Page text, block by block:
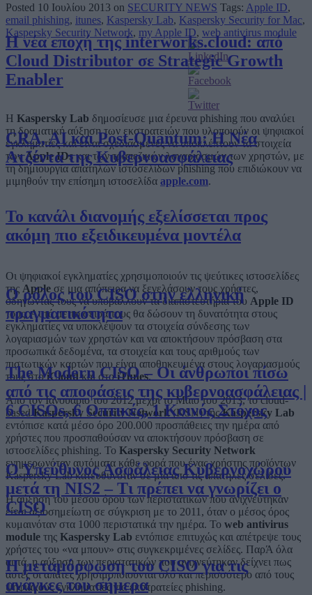
Η νέα εποχή της interworks.cloud: από
Cloud Distributor σε Strategic Growth
Enabler
CRA, AI και Post-Quantum: Η Νέα
Ατζέντα της Κυβερνοασφάλειας
Το κανάλι διανομής εξελίσσεται προς
ακόμη πιο εξειδικευμένα μοντέλα
Ο ρόλος του CISO στην ελληνική
πραγματικότητα
The Modern CISO – Οι άνθρωποι πίσω
από τις αποφάσεις της κυβερνοασφάλειας |
6 CISOs, 6 Οπτικές, 1 Κοινός Στόχος
Ο Υπεύθυνος Ασφάλειας Κυβερνοχώρου
μετά τη NIS2 – Τι πρέπει να γνωρίζει ο
CISO
Η μεταμόρφωση του CISO για τις
ανάγκες του σήμερα
Posted 10 Ιουλίου 2013 on SECURITY NEWS Tags: Apple ID,
email phishing, itunes, Kaspersky Lab, Kaspersky Security for Mac,
Kaspersky Security Network, my Apple ID, web antivirus module
Η Kaspersky Lab δημοσίευσε μια έρευνα phishing που αναλύει
τη δραματική αύξηση των εκστρατειών που υλοποιούν οι ψηφιακοί
εγκληματίες και είναι σχεδιασμένες να υποκλέπτουν τα στοιχεία
τωνApple IDsκαι των τραπεζικών λογαριασμών των χρηστών, με
τη δημιουργία απατηλών ιστοσελίδων phishing που επιδιώκουν να
μιμηθούν την επίσημη ιστοσελίδα apple.com.
Οι ψηφιακοί εγκληματίες χρησιμοποιούν τις ψεύτικες ιστοσελίδες
της Apple σε μια απόπειρα να ξεγελάσουν τους χρήστες,
οδηγώντας τους να υποβάλλουν τα διαπιστευτήρια του Apple ID
τους. Αυτά με τη σειρά τους θα δώσουν τη δυνατότητα στους
εγκληματίες να υποκλέψουν τα στοιχεία σύνδεσης των
λογαριασμών των χρηστών και να αποκτήσουν πρόσβαση στα
προσωπικά δεδομένα, τα στοιχεία και τους αριθμούς των
πιστωτικών καρτών που είναι αποθηκευμένα στους λογαριασμούς
τους στοiCloudκαι στοiTunes.
Από τον Ιανουάριο του 2012 μέχρι το Μάιο του 2013, το cloud-
basedKaspersky Security Network(KSN) τηςKaspersky Lab
εντόπισε κατά μέσο όρο 200.000 προσπάθειες την ημέρα από
χρήστες που προσπαθούσαν να αποκτήσουν πρόσβαση σε
ιστοσελίδες phishing. Το Kaspersky Security Network
ενημερωνόταν αυτόματα κάθε φορά που ένας χρήστης προϊόντων
Kaspersky Lab κατευθυνόταν σε μία από τις απατηλές σελίδες.
Η αύξηση του μέσου όρου των περιστατικών που ανιχνεύτηκαν
είναι αξιοσημείωτη σε σύγκριση με το 2011, όταν ο μέσος όρος
κυμαινόταν στα 1000 περιστατικά την ημέρα. Το web antivirus
module της Kaspersky Lab εντόπισε επιτυχώς και απέτρεψε τους
χρήστες του «να μπουν» στις συγκεκριμένες σελίδες. ΠαρΆ όλα
αυτά, η αύξηση των περιστατικών που ανιχνεύτηκαν δείχνει πως
αυτές οι απάτες χρησιμοποιούνται όλο και περισσότερο από τους
ψηφιακούς εγκληματίες για εκστρατείες phishing.